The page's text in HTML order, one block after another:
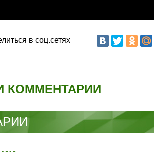
в соц.сетях
КОММЕНТАРИИ